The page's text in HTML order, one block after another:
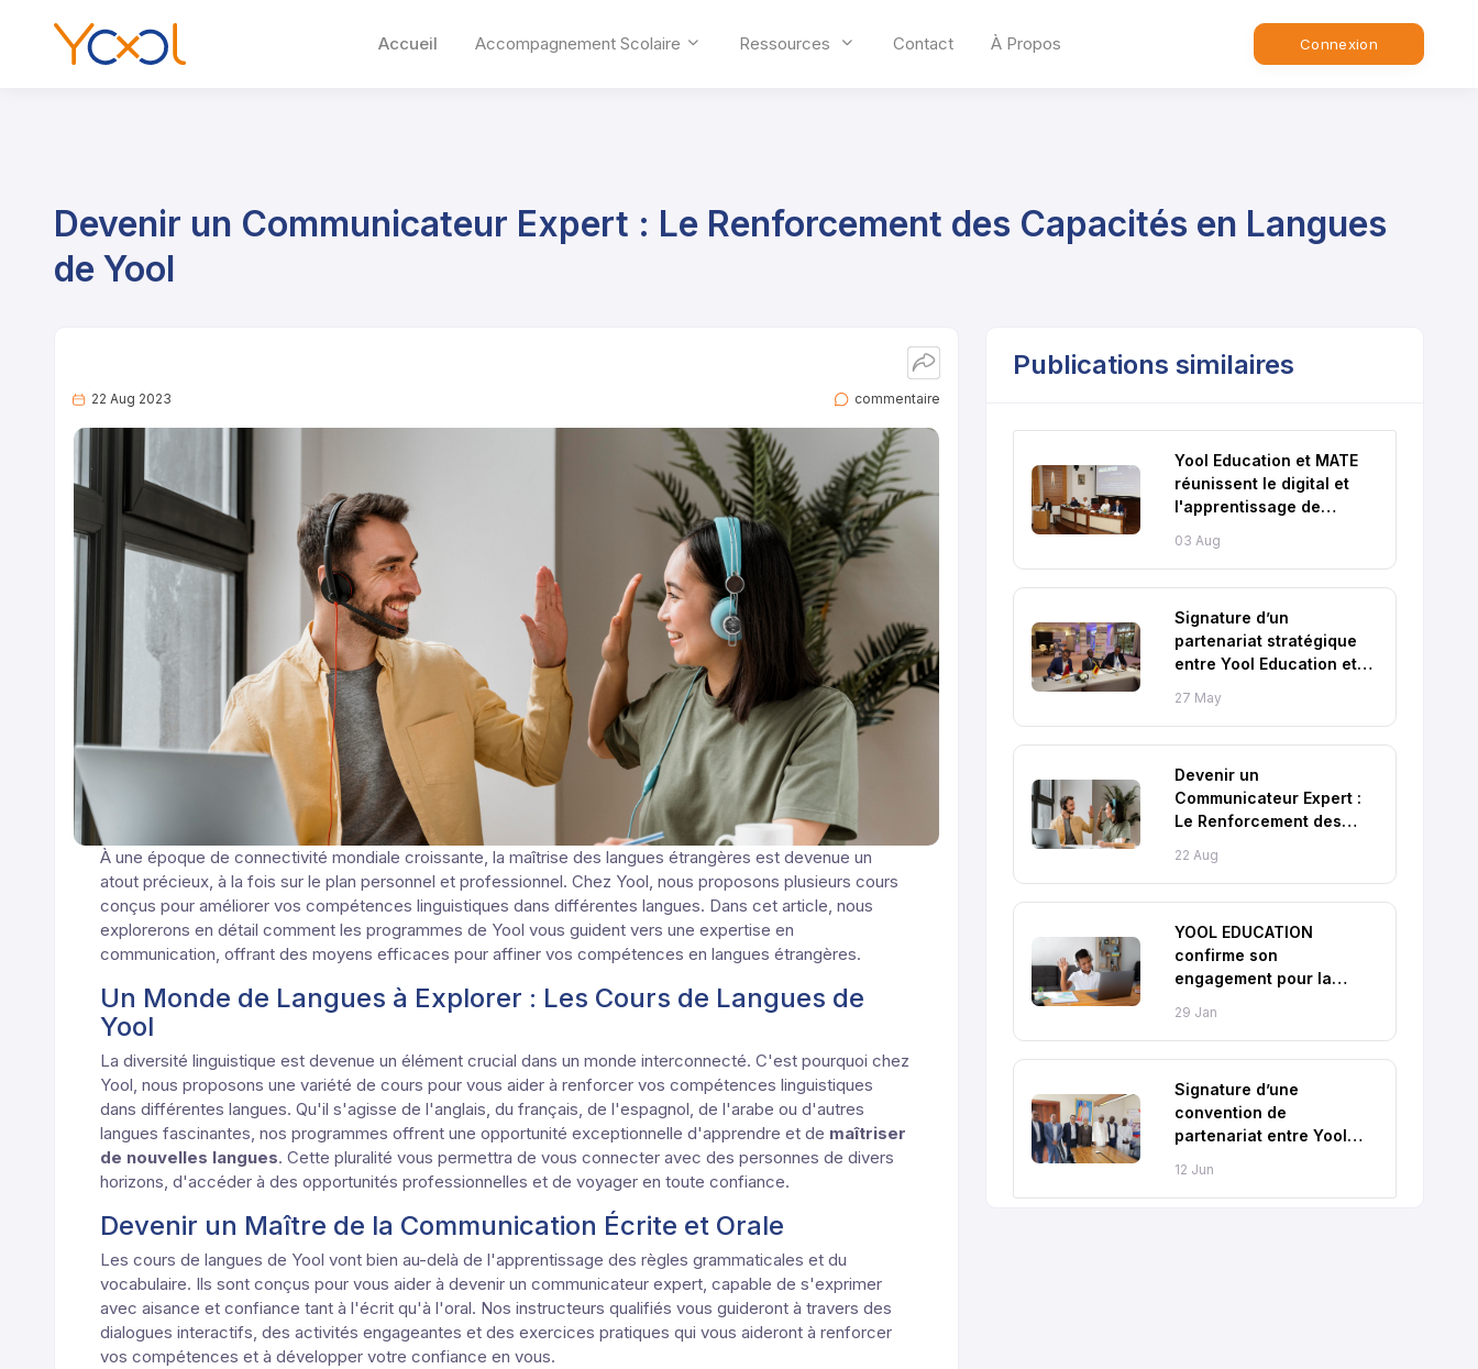
Accueil Accompagnement Scolaire Ressources Contact À Propos Connexion
Devenir un Communicateur Expert : Le Renforcement des Capacités en Langues
de Yool
22 Aug 2023 commentaire
À une époque de connectivité mondiale croissante, la maîtrise des langues étrangères est devenue un
atout précieux, à la fois sur le plan personnel et professionnel. Chez Yool, nous proposons plusieurs cours
conçus pour améliorer vos compétences linguistiques dans différentes langues. Dans cet article, nous
explorerons en détail comment les programmes de Yool vous guident vers une expertise en
communication, offrant des moyens efficaces pour affiner vos compétences en langues étrangères.
Un Monde de Langues à Explorer : Les Cours de Langues de
Yool
La diversité linguistique est devenue un élément crucial dans un monde interconnecté. C'est pourquoi chez
Yool, nous proposons une variété de cours pour vous aider à renforcer vos compétences linguistiques
dans différentes langues. Qu'il s'agisse de l'anglais, du français, de l'espagnol, de l'arabe ou d'autres
langues fascinantes, nos programmes offrent une opportunité exceptionnelle d'apprendre et de maîtriser
de nouvelles langues. Cette pluralité vous permettra de vous connecter avec des personnes de divers
horizons, d'accéder à des opportunités professionnelles et de voyager en toute confiance.
Devenir un Maître de la Communication Écrite et Orale
Les cours de langues de Yool vont bien au-delà de l'apprentissage des règles grammaticales et du
vocabulaire. Ils sont conçus pour vous aider à devenir un communicateur expert, capable de s'exprimer
avec aisance et confiance tant à l'écrit qu'à l'oral. Nos instructeurs qualifiés vous guideront à travers des
dialogues interactifs, des activités engageantes et des exercices pratiques qui vous aideront à renforcer
vos compétences et à développer votre confiance en vous.
Publications similaires
Yool Education et MATE
réunissent le digital et
l'apprentissage de
03 Aug
Signature d’un
partenariat stratégique
entre Yool Education et
27 May
Devenir un
Communicateur Expert :
Le Renforcement des
de Yool
22 Aug
YOOL EDUCATION
confirme son
engagement pour la
29 Jan
Signature d’une
convention de
partenariat entre Yool
et de la Promotion
12 Jun